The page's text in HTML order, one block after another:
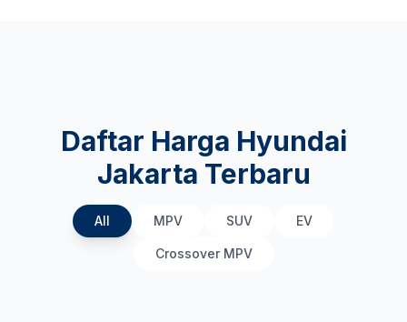
Daftar Harga Hyundai
Jakarta Terbaru
All MPV SUV EV
Crossover MPV